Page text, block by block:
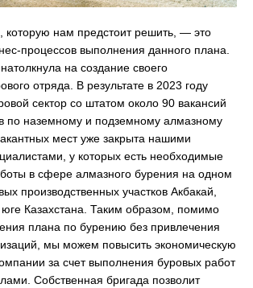
которую нам предстоит решить, — это
процессов выполнения данного плана.
на создание своего
отряда. В результате в 2023 году
сектор со штатом около 90 вакансий
по наземному и подземному алмазному
мест уже закрыта нашими
у которых есть необходимые
в сфере алмазного бурения на одном
производственных участков Акбакай,
Казахстана. Таким образом, помимо
плана по бурению без привлечения
мы можем повысить экономическую
за счет выполнения буровых работ
Собственная бригада позволит